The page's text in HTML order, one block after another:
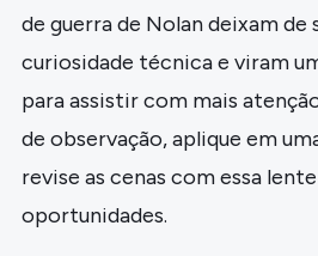
de guerra de Nolan deixam de
curiosidade técnica e viram
para assistir com mais
de observação, aplique em
revise as cenas com essa
oportunidades.